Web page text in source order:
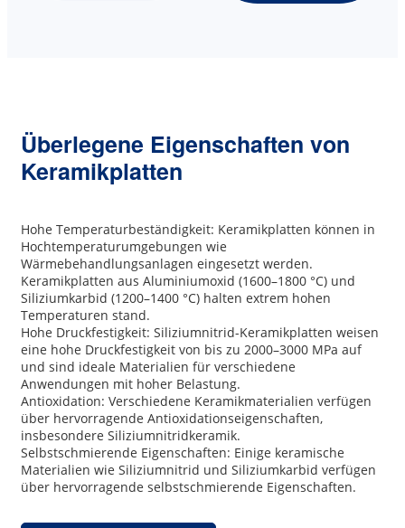
Überlegene Eigenschaften von
Keramikplatten
Hohe Temperaturbeständigkeit: Keramikplatten können in
Hochtemperaturumgebungen wie
Wärmebehandlungsanlagen eingesetzt werden.
Keramikplatten aus Aluminiumoxid (1600–1800 °C) und
Siliziumkarbid (1200–1400 °C) halten extrem hohen
Temperaturen stand.
Hohe Druckfestigkeit: Siliziumnitrid-Keramikplatten weisen
eine hohe Druckfestigkeit von bis zu 2000–3000 MPa auf
und sind ideale Materialien für verschiedene
Anwendungen mit hoher Belastung.
Antioxidation: Verschiedene Keramikmaterialien verfügen
über hervorragende Antioxidationseigenschaften,
insbesondere Siliziumnitridkeramik.
Selbstschmierende Eigenschaften: Einige keramische
Materialien wie Siliziumnitrid und Siliziumkarbid verfügen
über hervorragende selbstschmierende Eigenschaften.